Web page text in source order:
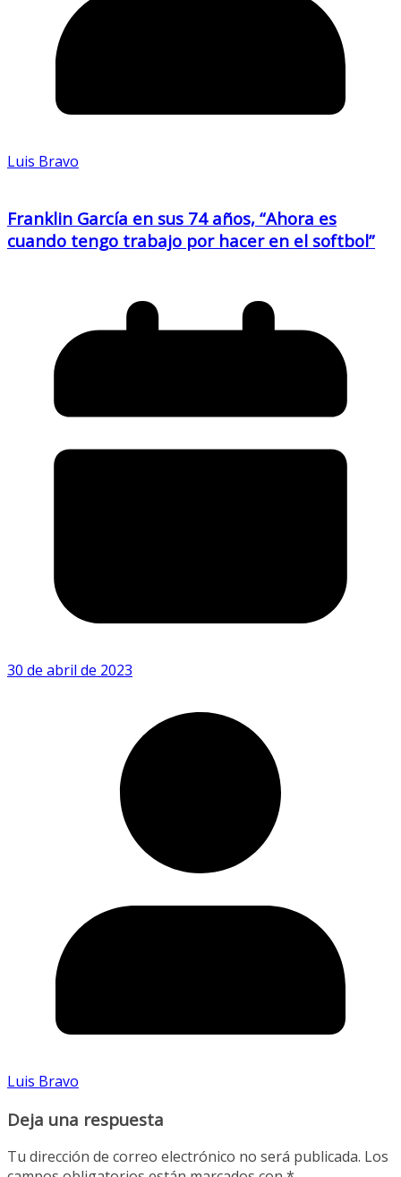
Luis Bravo
Franklin García en sus 74 años, “Ahora es
cuando tengo trabajo por hacer en el softbol”
30 de abril de 2023
Luis Bravo
Deja una respuesta
Tu dirección de correo electrónico no será publicada. Los